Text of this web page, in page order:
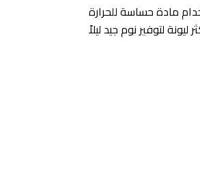
360 ميموري باستخدام مادة حساسة للحرارة
لتوفير نوم جيد ليلاً